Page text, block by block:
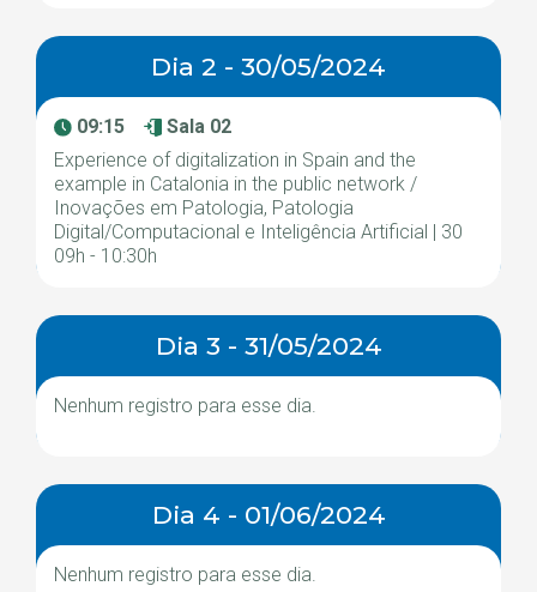
Dia 2 - 30/05/2024
09:15
Sala 02
Experience of digitalization in Spain and the
example in Catalonia in the public network /
Inovações em Patologia, Patologia
Digital/Computacional e Inteligência Artificial | 30
09h - 10:30h
Dia 3 - 31/05/2024
Nenhum registro para esse dia.
Dia 4 - 01/06/2024
Nenhum registro para esse dia.